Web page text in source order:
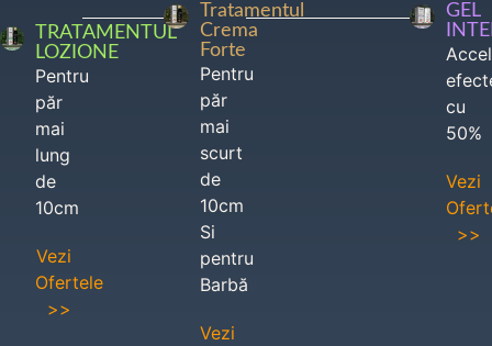
TRATAMENTUL
LOZIONE
Pentru
păr
mai
lung
de
10cm
Vezi
Ofertele
>>
Tratamentul
Crema
Forte
Pentru
păr
mai
scurt
de
10cm
Si
pentru
Barbă
Vezi
GEL
cu
50%
Vezi
>>